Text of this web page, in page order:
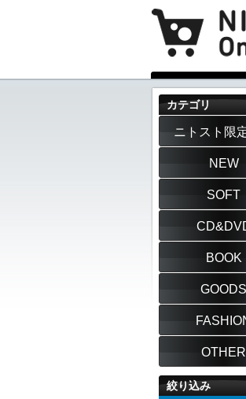
カテゴリ
ニトスト限
NEW
SOFT
BOOK
GOODS
OTHER
絞り込み